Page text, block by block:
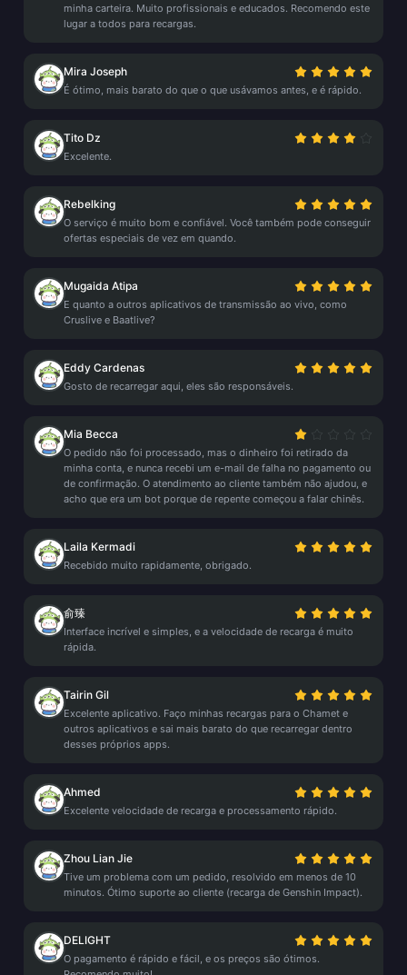
minha carteira. Muito profissionais e educados. Recomendo este
lugar a todos para recargas.
Mira Joseph
É ótimo, mais barato do que o que usávamos antes, e é rápido.
Tito Dz
Excelente.
Rebelking
O serviço é muito bom e confiável. Você também pode conseguir
ofertas especiais de vez em quando.
Mugaida Atipa
E quanto a outros aplicativos de transmissão ao vivo, como
Cruslive e Baatlive?
Eddy Cardenas
Gosto de recarregar aqui, eles são responsáveis.
Mia Becca
O pedido não foi processado, mas o dinheiro foi retirado da
minha conta, e nunca recebi um e-mail de falha no pagamento ou
de confirmação. O atendimento ao cliente também não ajudou, e
acho que era um bot porque de repente começou a falar chinês.
Laila Kermadi
Recebido muito rapidamente, obrigado.
俞臻
Interface incrível e simples, e a velocidade de recarga é muito
rápida.
Tairin Gil
Excelente aplicativo. Faço minhas recargas para o Chamet e
outros aplicativos e sai mais barato do que recarregar dentro
desses próprios apps.
Ahmed
Excelente velocidade de recarga e processamento rápido.
Zhou Lian Jie
Tive um problema com um pedido, resolvido em menos de 10
minutos. Ótimo suporte ao cliente (recarga de Genshin Impact).
DELIGHT
O pagamento é rápido e fácil, e os preços são ótimos.